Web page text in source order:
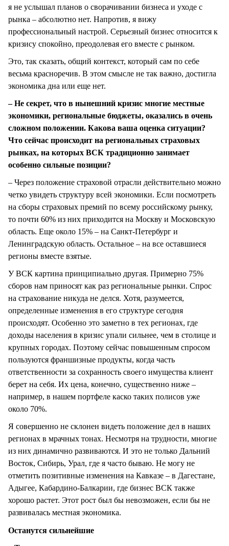
я не услышал планов о сворачивании бизнеса и уходе с
рынка – абсолютно нет. Напротив, я вижу
профессиональный настрой. Серьезный бизнес относится к
кризису спокойно, преодолевая его вместе с рынком.
Это, так сказать, общий контекст, который сам по себе
весьма красноречив. В этом смысле не так важно, достигла
экономика дна или еще нет.
– Не секрет, что в нынешний кризис многие местные
экономики, региональные бюджеты, оказались в очень
сложном положении. Какова ваша оценка ситуации?
Что сейчас происходит на региональных страховых
рынках, на которых ВСК традиционно занимает
особенно сильные позиции?
– Через положение страховой отрасли действительно можно
четко увидеть структуру всей экономики. Если посмотреть
на сборы страховых премий по всему российскому рынку,
то почти 60% из них приходится на Москву и Московскую
область. Еще около 15% – на Санкт-Петербург и
Ленинградскую область. Остальное – на все оставшиеся
регионы вместе взятые.
У ВСК картина принципиально другая. Примерно 75%
сборов нам приносят как раз региональные рынки. Спрос
на страхование никуда не делся. Хотя, разумеется,
определенные изменения в его структуре сегодня
происходят. Особенно это заметно в тех регионах, где
доходы населения в кризис упали сильнее, чем в столице и
крупных городах. Поэтому сейчас повышенным спросом
пользуются франшизные продукты, когда часть
ответственности за сохранность своего имущества клиент
берет на себя. Их цена, конечно, существенно ниже –
например, в нашем портфеле каско таких полисов уже
около 70%.
Я совершенно не склонен видеть положение дел в наших
регионах в мрачных тонах. Несмотря на трудности, многие
из них динамично развиваются. И это не только Дальний
Восток, Сибирь, Урал, где я часто бываю. Не могу не
отметить позитивные изменения на Кавказе – в Дагестане,
Адыгее, Кабардино-Балкарии, где бизнес ВСК также
хорошо растет. Этот рост был бы невозможен, если бы не
развивалась местная экономика.
Останутся сильнейшие